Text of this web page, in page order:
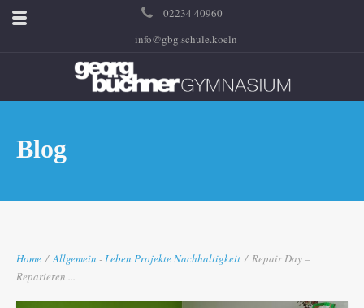
02234 40960
info@gbg.schule.koeln
Blog
Home / Allgemein -Leben ProjekteNachhaltigkeit / Repair Day –
Reparieren ...